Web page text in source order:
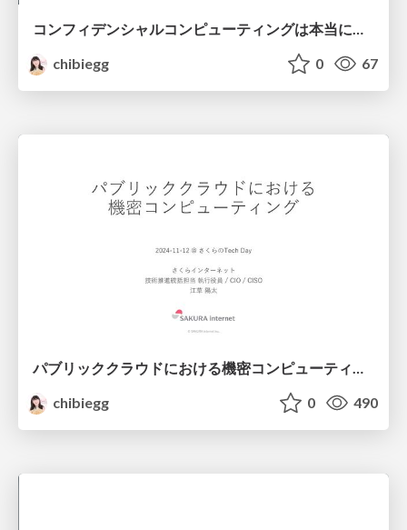
コンフィデンシャルコンピューティングは本当に機密なのか？@ 2025-08-23 LOCAL Developer Day ’25 Security with 在札幌米国総領事館 / Confidential Computing Truly Confidential? @ 2025-08-23 LOCAL Developer Day ’25 Security with the U.S. Consulate General in Sapporo
chibiegg
0 67
パブリッククラウドにおける機密コンピューティング@さくらのTech Day 2024-11-12 / Confidential Computing in Public Cloud
chibiegg
0 490